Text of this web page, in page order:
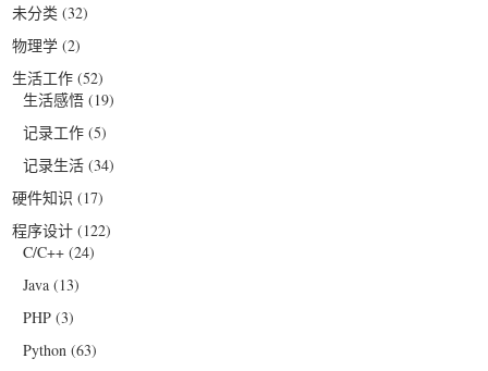
未分类 (32)
物理学 (2)
生活工作 (52)
生活感悟 (19)
记录工作 (5)
记录生活 (34)
硬件知识 (17)
程序设计 (122)
C/C++ (24)
Java (13)
PHP (3)
Python (63)